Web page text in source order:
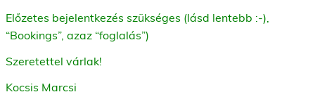
Előzetes bejelentkezés szükséges (lásd lentebb :-),
“Bookings”, azaz “foglalás”)
Szeretettel várlak!
Kocsis Marcsi